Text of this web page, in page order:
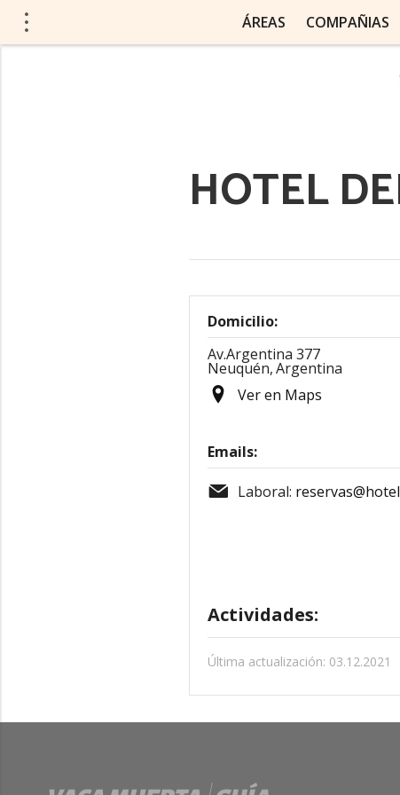
ÁREAS COMPAÑIAS
HOTEL
Domicilio:
Av.Argentina 377
Neuquén,Argentina
Ver en Maps
Emails:
Laboral:
Actividades:
Última actualización: 03.12.2021